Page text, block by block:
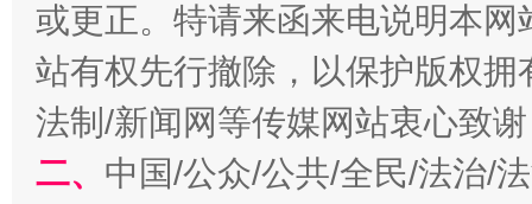
习近平的博鳌关键词
魏明亮
或更正。特请来函来电说明本
站有权先行撤除，以保护版权
法制/新闻网等传媒网站衷心致
二、 中国/公众/公共/全民/法治/